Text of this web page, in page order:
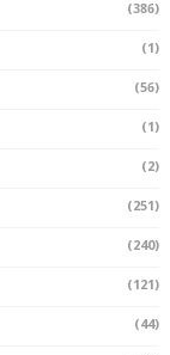
(386)
(1)
(56)
(1)
(2)
(251)
(240)
(121)
(44)